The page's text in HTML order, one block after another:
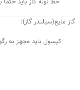
گاز مایع(سیلندر گاز):
کپسول باید مجهز به